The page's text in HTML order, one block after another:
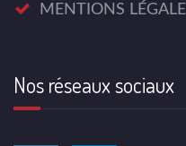
MENTIONS
Nos réseaux sociaux